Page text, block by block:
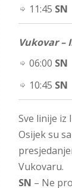
11:45 SN
Vukovar –
06:00 SN
10:45 SN
Sve linije iz
Osijek su sa
Vukovaru.
SN – Ne